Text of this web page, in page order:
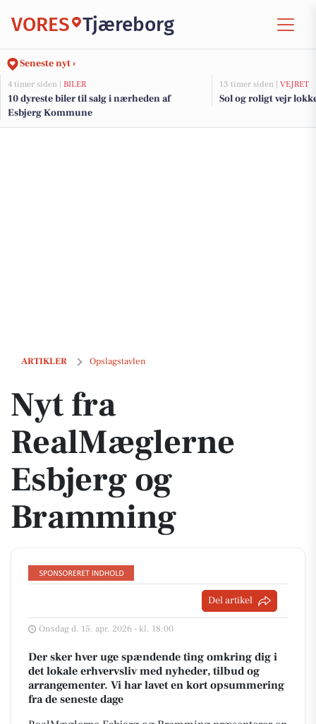
VORES Tjæreborg
Seneste nyt ›
4 timer siden | BILER
10 dyreste biler til salg i nærheden af
Esbjerg Kommune
13 timer siden | VEJRET
Sol og roligt vejr
ARTIKLER Opslagstavlen
Nyt fra RealMæglerne Esbjerg og Bramming
Nyt fra
RealMæglerne
Esbjerg og
Bramming
Del artikel
Onsdag d. 15. apr. 2026 - kl. 18:00
Der sker hver uge spændende ting omkring dig i
det lokale erhvervsliv med nyheder, tilbud og
arrangementer. Vi har lavet en kort opsummering
fra de seneste dage